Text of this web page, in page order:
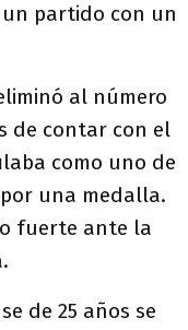
un partido con un
al número
de contar con el
como uno de
una medalla.
fuerte ante la
de 25 años se